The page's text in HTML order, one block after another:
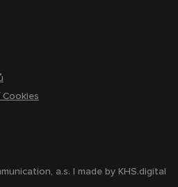
a.s. | made byKHS.digital